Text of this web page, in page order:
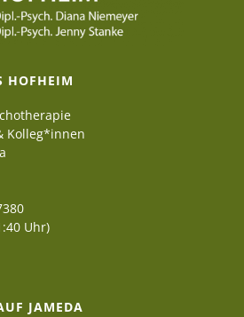
HOFHEIM
Kolleg*innen
Uhr)
JAMEDA